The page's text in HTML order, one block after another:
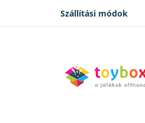
Szállítási módok